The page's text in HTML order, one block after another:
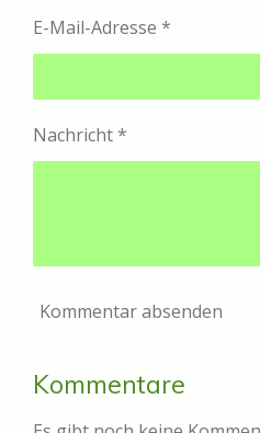
E-Mail-Adresse *
Nachricht *
Kommentar absenden
Kommentare